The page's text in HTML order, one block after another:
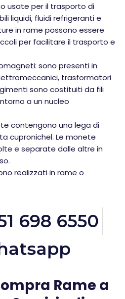
usate per il trasporto di
liquidi, fluidi refrigeranti e
in rame possono essere
per facilitare il trasporto e
sono presenti in
trasformatori
sono costituiti da fili
a un nucleo
contengono una lega di
cupronichel. Le monete
e separate dalle altre in
realizzati in rame o
698 6550
Rame a